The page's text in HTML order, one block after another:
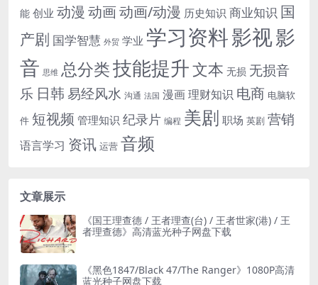
能 创业 动漫 动画动画/动漫 历史知识 商业知识 国
产剧 国学智慧 外贸 学业 学习资料影视影
音 思维 总分类技能提升文本 无损 无损音
乐 日韩易经风水 沟通 法国 漫画理财知识 电商 电脑软
件 短视频 管理知识 纪录片 编程 美剧 职场 英剧 营销
语言学习 资讯 运营 音频
文章展示
《国王理查德 / 王者理查(台) / 王者世家(港) / 王
者理查德》高清蓝光种子网盘下载
《黑色1847/Black 47/The Ranger》1080P高清
蓝光种子网盘下载